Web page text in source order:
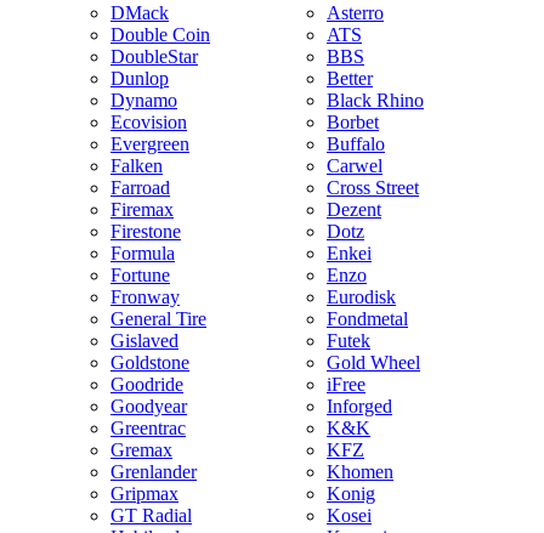
DMack
Double Coin
DoubleStar
Dunlop
Dynamo
Ecovision
Evergreen
Falken
Farroad
Firemax
Firestone
Formula
Fortune
Fronway
General Tire
Gislaved
Goldstone
Goodride
Goodyear
Greentrac
Gremax
Grenlander
Gripmax
GT Radial
Asterro
ATS
BBS
Better
Black Rhino
Borbet
Buffalo
Carwel
Cross Street
Dezent
Dotz
Enkei
Enzo
Eurodisk
Fondmetal
Futek
Gold Wheel
iFree
Inforged
K&K
KFZ
Khomen
Konig
Kosei